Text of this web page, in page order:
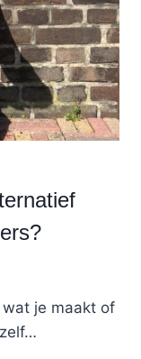
je maakt of